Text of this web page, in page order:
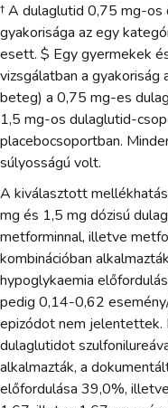
† A dulaglutid 0,75 mg-
gyakorisága az egy
esett. $ Egy gyermekek
vizsgálatban a gyakoriság
beteg) a 0,75 mg-es
1,5 mg-os dulaglutid-
placebocsoportban.
súlyosságú volt.
A kiválasztott
mg és 1,5 mg dózisú
metforminnal, illetve
kombinációban
hypoglykaemia
pedig 0,14-0,62
epizódot nem jelentettek.
dulaglutidot
alkalmazták, a
előfordulása 39,0%,